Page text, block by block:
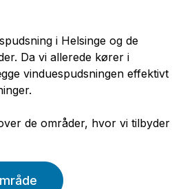
i Helsinge og de
Da vi allerede kører i
vinduespudsningen effektivt
de områder, hvor vi tilbyder